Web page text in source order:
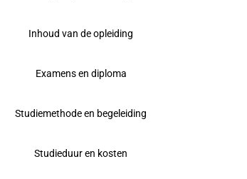
Inhoud van de opleiding
Examens en diploma
Studiemethode en begeleiding
Studieduur en kosten